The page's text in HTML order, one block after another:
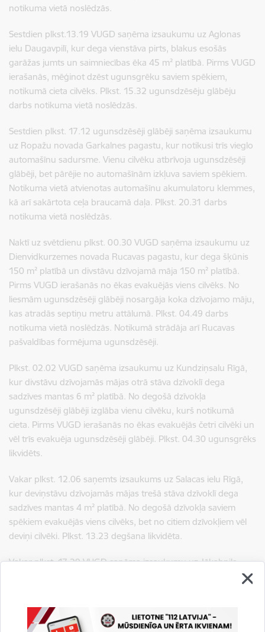
notikuma vietā noslēdzās.
Sestdien plkst.13.19 VUGD saņēma izsaukumu uz Aglonas
ielu Daugavpilī, kur dega vienstāva pirts, blakus esošās
garāžas jumts un saimniecības ēka 45 m² platībā. Pirms VUGD
ierašanās, mēģinot dzēst ugunsgrēku saviem spēkiem,
notikumā cieta cilvēks. Plkst. 15.32 ugunsdzēsēju glābēju
darbs notikuma vietā noslēdzās.
Sestdien plkst. 17.12 ugunsdzēsēji glābēji saņēma izsaukumu
uz Ropažu novada Garkalnes pagastu, kur notikusi trīs vieglo
automašīnu sadursme. Vienu cilvēku atbrīvoja ugunsdzēsēji
glābēji, bet pārējie no automašīnām izkļuva saviem spēkiem.
Notikuma vietā atvienotas automašīnu akumulatoru klemmes,
kā arī sakārtota ceļa braucamā daļa. Plkst. 20.31 darbs
notikuma vietā noslēdzās.
Naktī uz svētdienu plkst. 00.30 VUGD saņēma izsaukumu uz
Dienvidkurzemes novada Rucavas pagastu, kur dega šķūnis
150 m² platībā un divstāvu dzīvojamā māja 150 m² platībā.
Pirms VUGD ierašanās no ēkas evakuējās viens cilvēks. No
liesmām ugunsdzēsēji glābēji nosargāja koka dzīvojamo māju,
kas atradās septiņu metru attālumā. Plkst. 04.49 darbs
notikuma vietā noslēdzās. Notikumā strādāja arī Rucavas
pašvaldības formējuma ugunsdzēsēji.
Plkst. 02.02 VUGD saņēma izsaukumu uz Kundziņsalu Rīgā,
kur divstāvu dzīvojamās mājas otrā stāva dzīvoklī dega
sadzīves mantas 6 m² platībā. No degošā dzīvokļa
ugunsdzēsēji glābēji izglāba vienu cilvēku, kurš notikumā
cieta. Pirms VUGD ierašanās no ēkas evakuējās četri cilvēki un
vēl trīs evakuēja ugunsdzēsēji glābēji. Plkst. 04.30 ugunsgrēks
likvidēts.
Vakar plkst. 12.06 saņemts izsaukums uz Salacas ielu Rīgā,
kur deviņstāvu dzīvojamās mājas trešā stāva dzīvoklī dega
sadzīves mantas 4 m² platībā. No degošā dzīvokļa saviem
spēkiem evakuējās viens cilvēks, bet no citiem dzīvokļiem vēl
deviņi cilvēki. Plkst. 13.23 degšana likvidēta.
Vakar plkst. 17.29 VUGD saņēma izsaukumu uz Jēkabpils
novada Gārsenes pagastu, kur mežā bija apmaldījušies pieci
palīdzēja tiem izkļūt no meža. Īsi pirms sešiem vakarā darbs
notikuma vietā noslēdzās.